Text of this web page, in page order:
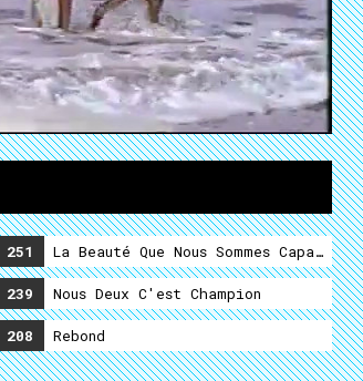
(Second Service)
(Premier Service)
251 La Beauté Que Nous Sommes Capable
239 Nous Deux C'est Champion
208 Rebond